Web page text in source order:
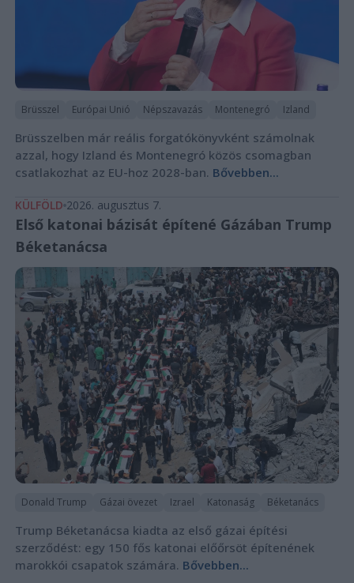
Brüsszel Európai Unió Népszavazás Montenegró Izland
Brüsszelben már reális forgatókönyvként számolnak
azzal, hogy Izland és Montenegró közös csomagban
csatlakozhat az EU-hoz 2028-ban. Bővebben...
KÜLFÖLD 2026. augusztus 7.
Első katonai bázisát építené Gázában Trump
Béketanácsa
Donald Trump Gázai övezet Izrael Katonaság Béketanács
Trump Béketanácsa kiadta az első gázai építési
szerződést: egy 150 fős katonai előőrsöt építenének
marokkói csapatok számára. Bővebben...